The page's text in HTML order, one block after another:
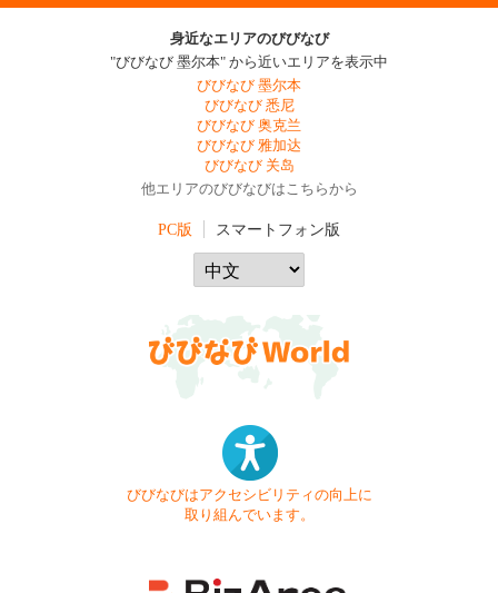
身近なエリアのびびなび
"びびなび 墨尔本" から近いエリアを表示中
びびなび 墨尔本
びびなび 悉尼
びびなび 奥克兰
びびなび 雅加达
びびなび 关岛
他エリアのびびなびはこちらから
PC版 スマートフォン版
びびなびはアクセシビリティの向上に
取り組んでいます。